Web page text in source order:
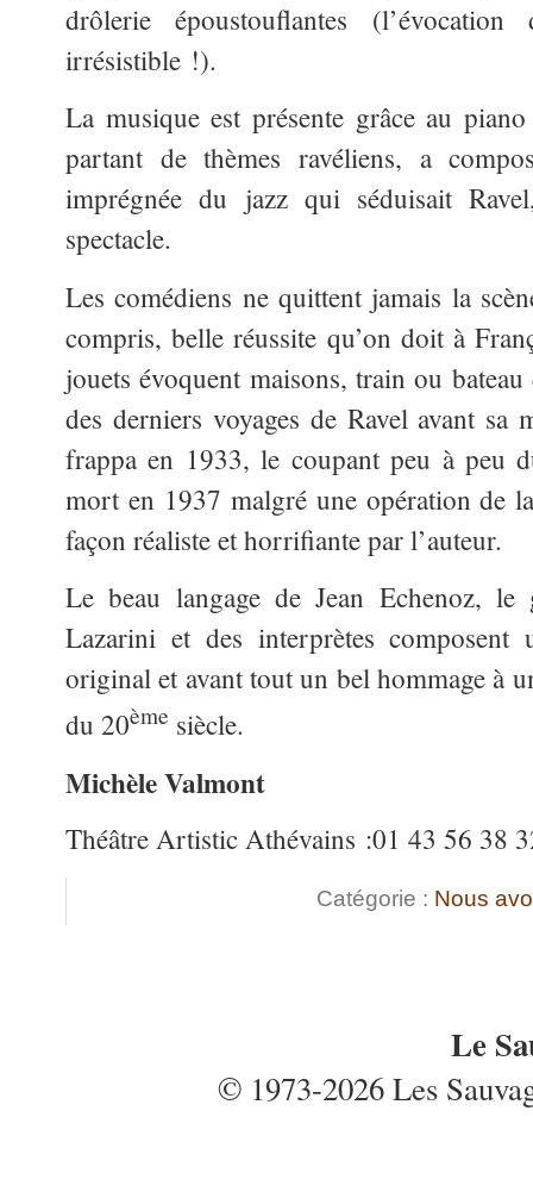
drôlerie époustouflantes
irrésistible !).
La musique est présente grâce au
partant de thèmes ravéliens, a
imprégnée du jazz qui séduisait
spectacle.
Les comédiens ne quittent jamais la
compris, belle réussite qu’on doit à
jouets évoquent maisons, train ou
des derniers voyages de Ravel avant
frappa en 1933, le coupant peu à peu
mort en 1937 malgré une opération de
façon réaliste et horrifiante par l’auteur.
Le beau langage de Jean Echenoz, le
Lazarini et des interprètes composent
original et avant tout un bel hommage à
du 20ème siècle.
Michèle Valmont
Théâtre Artistic Athévains :01 43 56 38
Catégorie : Nous
Le
© 1973-2026 Les